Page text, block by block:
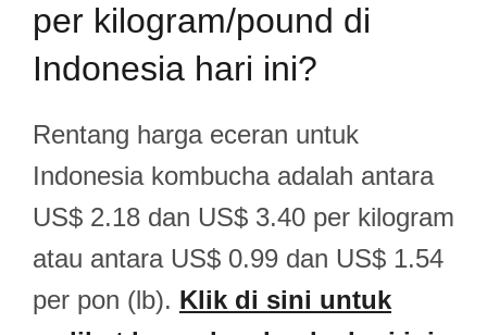
per kilogram/pound di
Indonesia hari ini?
Rentang harga eceran untuk
Indonesia kombucha adalah antara
US$ 2.18 dan US$ 3.40 per kilogram
atau antara US$ 0.99 dan US$ 1.54
per pon (lb). Klik di sini untuk